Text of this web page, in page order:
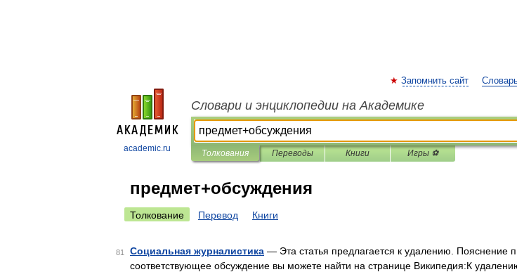
academic.ru
Запомнить сайт
Словари и энциклопедии на Академике
Толкования Переводы Книги Игры ⚽
предмет+обсуждения
Толкование Перевод Книги
81 Социальная журналистика — Эта статья предлагается к удалению. Пояснение
соответствующее обсуждение вы можете найти на странице Википедия:К